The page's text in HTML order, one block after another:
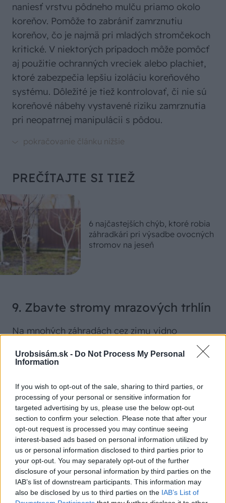
Urobsisám.sk - Do Not Process My Personal
Information
If you wish to opt-out of the sale, sharing to third parties, or
processing of your personal or sensitive information for
targeted advertising by us, please use the below opt-out
section to confirm your selection. Please note that after your
opt-out request is processed you may continue seeing
interest-based ads based on personal information utilized by
us or personal information disclosed to third parties prior to
your opt-out. You may separately opt-out of the further
disclosure of your personal information by third parties on the
IAB’s list of downstream participants. This information may
also be disclosed by us to third parties on the IAB’s List of
naniesť vrstvu pôdneho mulču priamo okolo
koreňov. Pomôže to zabrániť zamrznutiu
koreňov, čo je najmä pri mladých stromčekoch
kritické. V niektorých prípadoch môže pomôcť
aj použitie ochranných vreciek alebo plachiet,
ktoré zabezpečia lepšiu izoláciu koreňového
systému. Dôležité je tiež kontrolovať, či nie sú
koreňové nábehy vystavené riziku zamrznutia
pri neopatrnej manipulácii s pôdou.
PREČÍTAJTE SI TIEŽ
6 najčastejších chýb, ktoré robia
záhradkári pri výsadbe ovocných
stromov na jeseň
9. Zbavte stromy mrazových trhlín
Na mnohých záhradách cez zimu vidno
zabielené kmene mladých ovocných stromov.
Potieranie kmeňov a konárov do priemeru 10
Biela farba pomáha odrážať slnečné lúče od
kmeňov. Kmene sa počas slnečného dňa
neprehrievajú a v noci potom nie sú vystavené
prudkému poklesu teploty a vzniku mrazových
trhlín. Okrem toho má bielenie aj dezinfekčné
schopnosti. Poskytuje vyššiu ochranu pred
škodcami a chorobami a tiež obmedzuje rast
machov a lišajníkov.